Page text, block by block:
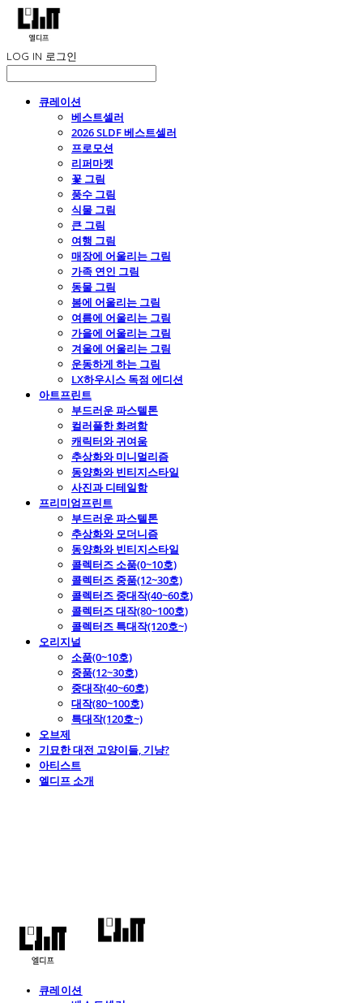
LOG IN 로그인
큐레이션
베스트셀러
2026 SLDF 베스트셀러
프로모션
리퍼마켓
꽃 그림
풍수 그림
식물 그림
큰 그림
여행 그림
매장에 어울리는 그림
가족 연인 그림
동물 그림
봄에 어울리는 그림
여름에 어울리는 그림
가을에 어울리는 그림
겨울에 어울리는 그림
운동하게 하는 그림
LX하우시스 독점 에디션
아트프린트
부드러운 파스텔톤
컬러풀한 화려함
캐릭터와 귀여움
추상화와 미니멀리즘
동양화와 빈티지스타일
사진과 디테일함
프리미엄프린트
부드러운 파스텔톤
추상화와 모더니즘
동양화와 빈티지스타일
콜렉터즈 소품(0~10호)
콜렉터즈 중품(12~30호)
콜렉터즈 중대작(40~60호)
콜렉터즈 대작(80~100호)
콜렉터즈 특대작(120호~)
오리지널
소품(0~10호)
중품(12~30호)
중대작(40~60호)
대작(80~100호)
특대작(120호~)
오브제
기묘한 대전 고양이들, 기냥?
아티스트
엘디프 소개
큐레이션